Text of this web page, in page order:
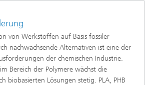
von Werkstoffen auf Basis fossiler
nachwachsende Alternativen ist eine der
der chemischen Industrie.
Bereich der Polymere wächst die
biobasierten Lösungen stetig. PLA, PHB